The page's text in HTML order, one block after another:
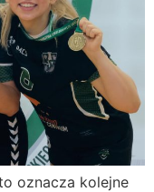
oznacza kolejne